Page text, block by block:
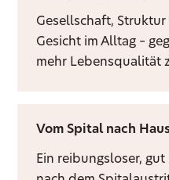
Gesellschaft,
Gesicht im Alltag –
mehr Lebensqualität
Vom Spital nach
Ein reibungsloser,